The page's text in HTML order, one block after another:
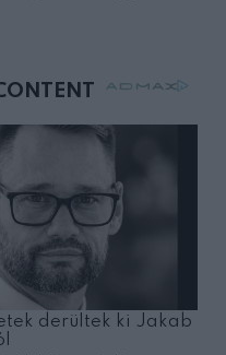
mellettem ült az első